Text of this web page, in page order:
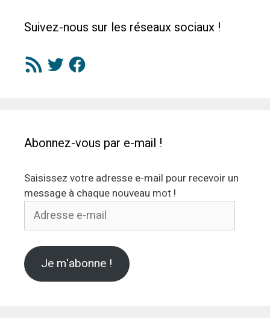
Suivez-nous sur les réseaux sociaux !
Flux
RSS
TwitterFacebook
Abonnez-vous par e-mail !
Saisissez votre adresse e-mail pour recevoir un
message à chaque nouveau mot !
Adresse
Je m'abonne !